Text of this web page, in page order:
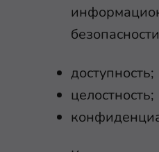
доступность;
целостность;